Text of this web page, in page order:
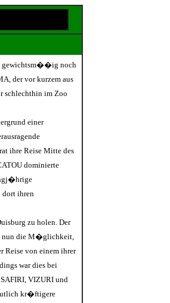
gewichtsm��ig noch
der vor kurzem aus
schlechthin im Zoo
einer
ihre Reise Mitte des
dominierte
dort ihren
zu holen. Der
nun die M�glichkeit,
Reise von einem ihrer
war dies bei
VIZURI und
kr�ftigere